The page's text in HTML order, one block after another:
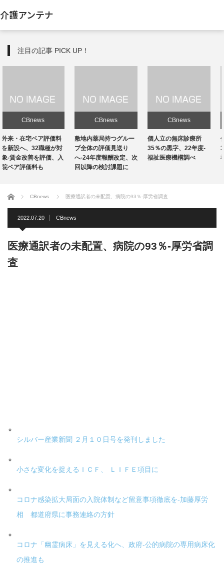
介護アンテナ
注目の記事 PICK UP！
CBnews
敷地内薬局持つグルー
プ全体の評価見送り
へ-24年度報酬改定、次
回以降の検討課題に
CBnews
個人立の無床診療所
35％の黒字、22年度-
福祉医療機構調べ
CBnews
個人立の無床診療所
35％の黒字、22年度-
福祉医療機構調べ
ホーム CBnews 医療通訳者の未配置、病院の93％-厚労省調査
2022.07.20 CBnews
医療通訳者の未配置、病院の93％-厚労省調
査
シルバー産業新聞 ２月１０日号を発刊しました
小さな変化を捉えるＩＣＦ、 ＬＩＦＥ項目に
コロナ感染拡大局面の入院体制など留意事項徹底を-加藤厚労
相 都道府県に事務連絡の方針
コロナ「幽霊病床」を見える化へ、政府-公的病院の専用病床化
の推進も